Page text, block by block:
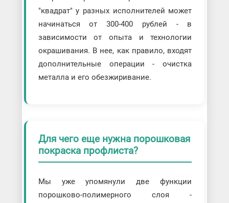
"квадрат" у разных исполнителей может
начинаться от 300-400 рублей - в
зависимости от опыта и технологии
окрашивания. В нее, как правило, входят
дополнительные операции - очистка
металла и его обезжиривание.
Для чего еще нужна порошковая
покраска профлиста?
Мы уже упомянули две функции
порошково-полимерного слоя -